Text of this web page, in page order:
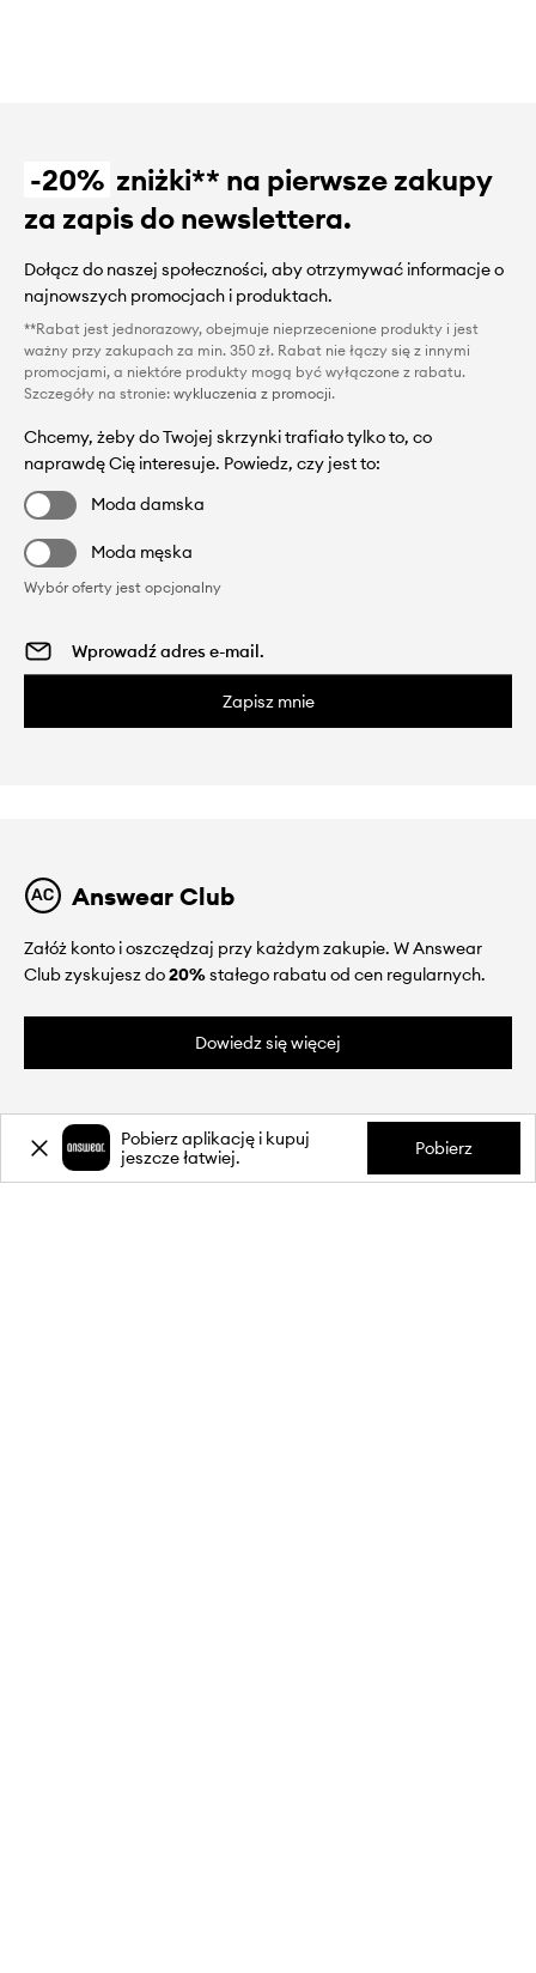
-20% zniżki** na pierwsze zakupy
za zapis do newslettera.
Dołącz do naszej społeczności, aby otrzymywać informacje o
najnowszych promocjach i produktach.
**Rabat jest jednorazowy, obejmuje nieprzecenione produkty i jest
ważny przy zakupach za min. 350 zł. Rabat nie łączy się z innymi
promocjami, a niektóre produkty mogą być wyłączone z rabatu.
Szczegóły na stronie: wykluczenia z promocji.
Chcemy, żeby do Twojej skrzynki trafiało tylko to, co
naprawdę Cię interesuje. Powiedz, czy jest to:
Moda damska
Moda męska
Wybór oferty jest opcjonalny
Zapisz mnie
Answear Club
Załóż konto i oszczędzaj przy każdym zakupie. W Answear
Club zyskujesz do20%stałego rabatu od cen regularnych.
Dowiedz się więcej
Pobierz aplikację i kupuj
jeszcze łatwiej.
Pobierz